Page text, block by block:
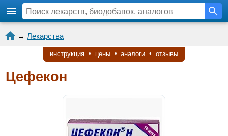
→ Лекарства
инструкция • цены • аналоги • отзывы
Цефекон